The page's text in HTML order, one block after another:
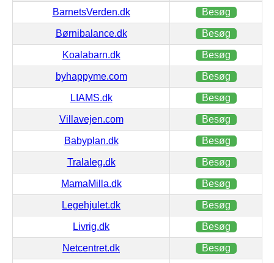
BarnetsVerden.dk Besøg
Børnibalance.dk Besøg
Koalabarn.dk Besøg
byhappyme.com Besøg
LIAMS.dk Besøg
Villavejen.com Besøg
Babyplan.dk Besøg
Tralaleg.dk Besøg
MamaMilla.dk Besøg
Legehjulet.dk Besøg
Livrig.dk Besøg
Netcentret.dk Besøg